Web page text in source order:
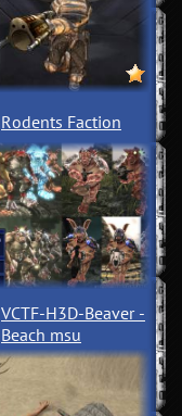
Rodents Faction
VCTF-H3D-Beaver ­
Beach msu